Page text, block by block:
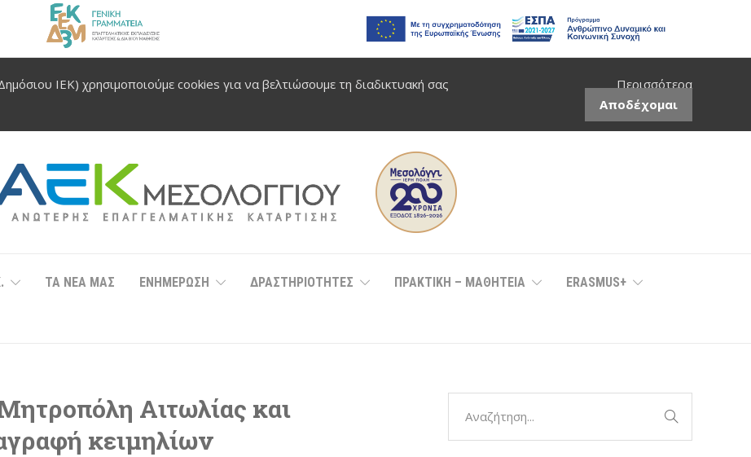
ΙΕΚ) χρησιμοποιούμε cookies για να βελτιώσουμε τη διαδικτυακή σας
Περισσότερα
Αποδέχομαι
ΤΑ ΝΕΑ ΜΑΣ ΕΝΗΜΕΡΩΣΗ ΔΡΑΣΤΗΡΙΟΤΗΤΕΣ ΠΡΑΚΤΙΚΗ – ΜΑΘΗΤΕΙΑ ERASMUS+
Αιτωλίας και
κειμηλίων